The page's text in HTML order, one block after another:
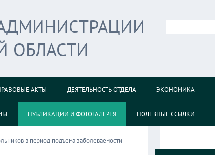
ОБЛАСТИ
АКТЫ ДЕЯТЕЛЬНОСТЬ ОТДЕЛА ЭКОНОМИКА
ПУБЛИКАЦИИ И ФОТОГАЛЕРЕЯ ПОЛЕЗНЫЕ ССЫЛКИ
в период подъема заболеваемости